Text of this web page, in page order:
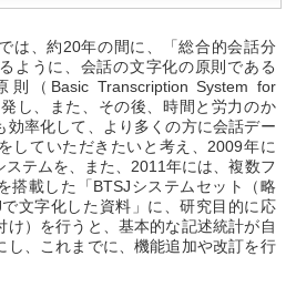
は、約20年の間に、「総合的会話分
ように、会話の文字化の原則である
（Basic Transcription System for
し、また、その後、時間と労力のか
効率化して、より多くの方に会話デー
していただきたいと考え、2009年に
テムを、また、2011年には、複数フ
搭載した「BTSJシステムセット（略
文字化した資料」に、研究目的に応
け）を行うと、基本的な記述統計が自
し、これまでに、機能追加や改訂を行